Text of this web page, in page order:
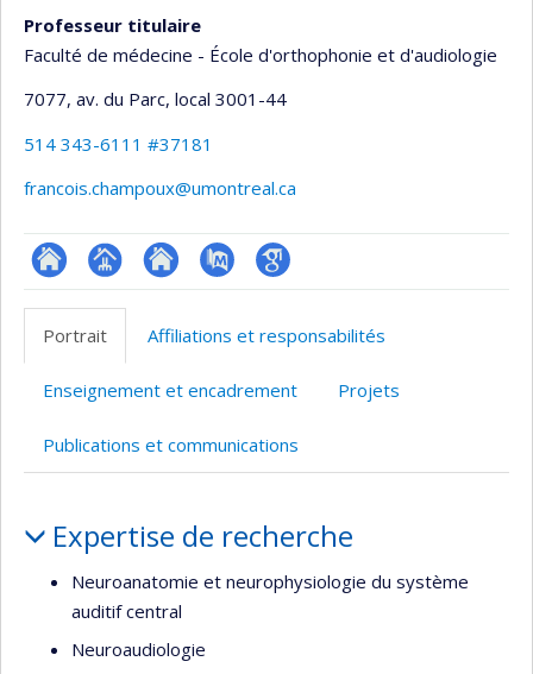
Professeur titulaire
Faculté de médecine - École d'orthophonie et d'audiologie
7077, av. du Parc, local 3001-44
514 343-6111 #37181
francois.champoux@umontreal.ca
ResearchGate
Page
professionnelle
(faculté,département,école)
Site
web
l’unité
recherche
PubMedGoogle
Portrait Affiliations et responsabilités
Enseignement et encadrement Projets
Publications et communications
Expertise de recherche
Neuroanatomie et neurophysiologie du système
auditif central
Neuroaudiologie